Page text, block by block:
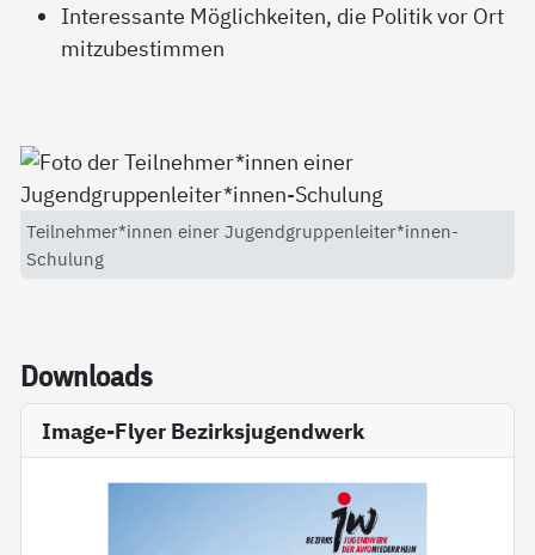
Interessante Möglichkeiten, die Politik vor Ort
mitzubestimmen
Teilnehmer*innen einer Jugendgruppenleiter*innen-
Schulung
Down­loads
Image-Flyer Bezirksjugendwerk